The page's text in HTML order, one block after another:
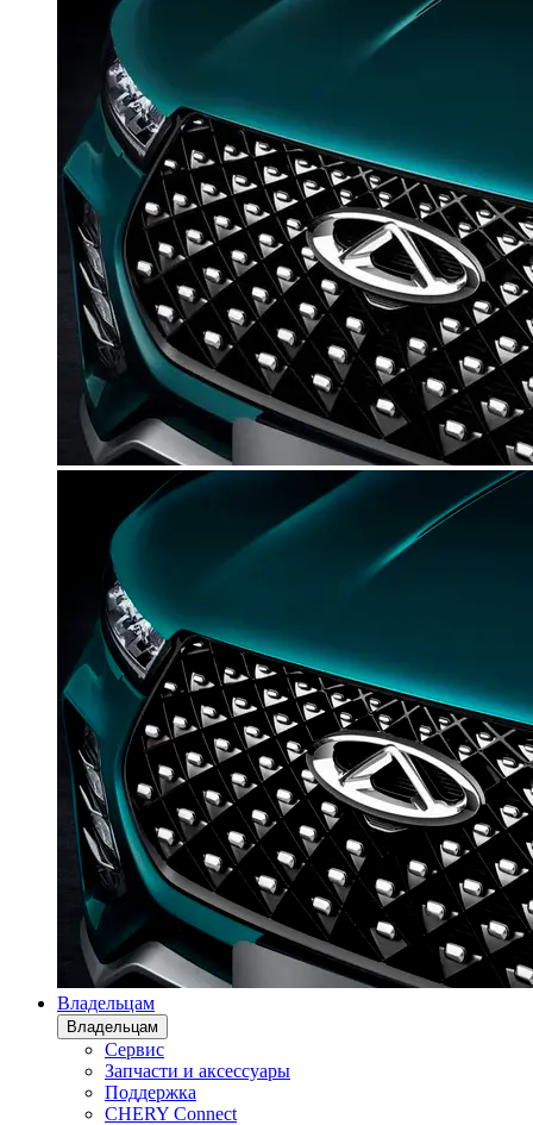
Владельцам
Владельцам
Сервис
Запчасти и аксессуары
Поддержка
CHERY Connect